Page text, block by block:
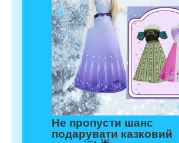
Не пропусти шанс
подарувати казковий